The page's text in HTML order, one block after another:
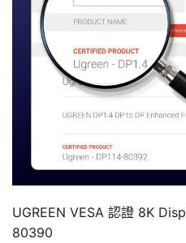
UGREEN VESA 認證 8K
80390